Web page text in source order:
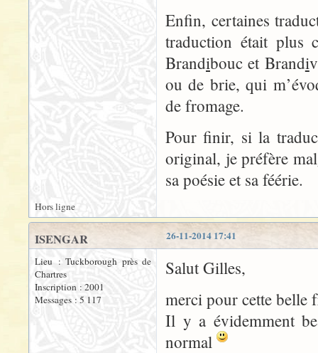
Enfin, certaines
traduction était plus
Brandibouc et Brandi
ou de brie, qui
de fromage.
Pour finir, si la
original, je préfère
sa poésie et sa féérie.
Hors ligne
26-11-2014 17:41
ISENGAR
Lieu : Tuckborough près de
Chartres
Inscription : 2001
Messages : 5 117
Salut Gilles,
merci pour cette belle
Il y a évidemment
normal